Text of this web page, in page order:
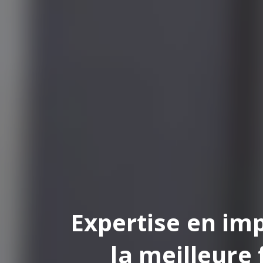
en
la meilleure finition